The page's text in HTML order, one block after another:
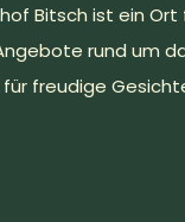
Bitsch ist ein Ort
rund um
freudige